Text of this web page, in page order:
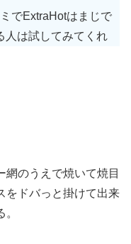
でExtraHotはまじで
人は試してみてくれ
網のうえで焼いて焼目
をドバっと掛けて出来